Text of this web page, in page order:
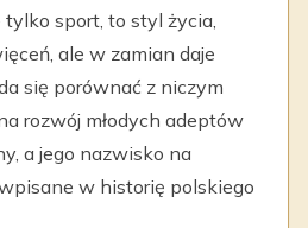
tylko sport, to styl życia,
ale w zamian daje
się porównać z niczym
rozwój młodych adeptów
a jego nazwisko na
w historię polskiego